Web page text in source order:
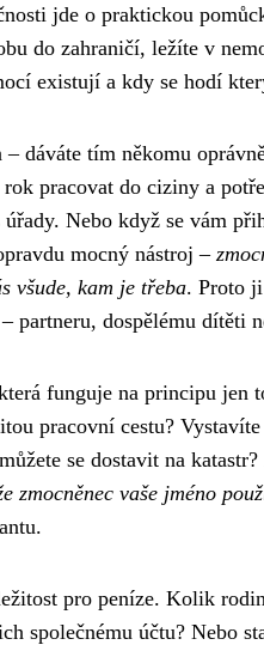
jde o praktickou
do zahraničí, ležíte v
existují a kdy se hodí
dáváte tím někomu
pracovat do ciziny a
Nebo když se vám
mocný nástroj –
všude, kam je třeba. Proto
partneru, dospělému dítěti
funguje na principu jen
pracovní cestu?
se dostavit na
zmocněnec vaše jméno
pro peníze. Kolik
společnému účtu? Nebo